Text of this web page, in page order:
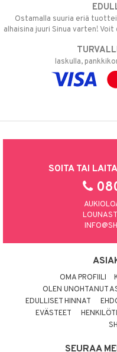
Ostamalla suuria eriä
alhaisina juuri Sinua varten!
laskulla,
SOITA TAI
OMA PROFIILI
OLEN UNOHTANUT
EDULLISET HINNAT
EVÄSTEET
SEURAA